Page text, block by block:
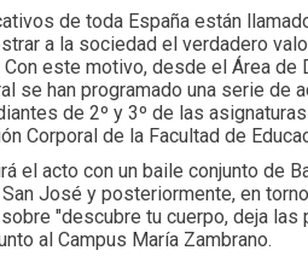
de toda España están
a la sociedad el verdadero
Con este motivo, desde el Área de
se han programado una serie de
de 2º y 3º de las
Corporal de la Facultad de
el acto con un baile conjunto de
José y posteriormente, en
"descubre tu cuerpo, deja las
al Campus María Zambrano.